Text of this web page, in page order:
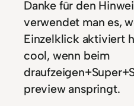
Danke für den
verwendet man es,
Einzelklick aktiviert
cool, wenn beim
preview anspringt.